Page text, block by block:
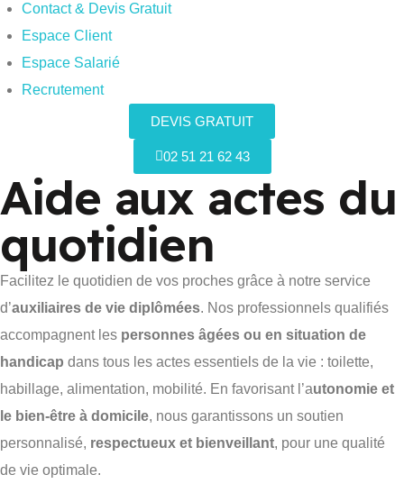
Contact & Devis Gratuit
Espace Client
Espace Salarié
Recrutement
DEVIS GRATUIT
02 51 21 62 43
Aide aux actes du
quotidien
Facilitez le quotidien de vos proches grâce à notre service
d’auxiliaires de vie diplômées. Nos professionnels qualifiés
accompagnent les personnes âgées ou en situation de
handicap dans tous les actes essentiels de la vie : toilette,
habillage, alimentation, mobilité. En favorisant l’autonomie et
le bien-être à domicile, nous garantissons un soutien
personnalisé, respectueux et bienveillant, pour une qualité
de vie optimale.